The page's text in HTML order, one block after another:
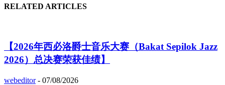
RELATED ARTICLES
【2026年西必洛爵士音乐大赛（Bakat Sepilok Jazz
2026）总决赛荣获佳绩】
webeditor - 07/08/2026